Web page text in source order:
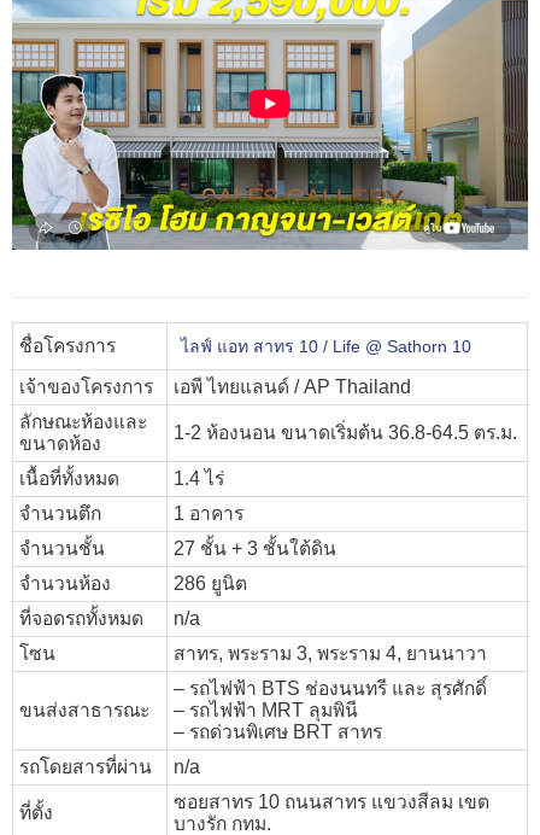
ชื่อโครงการ ไลฟ์ แอท สาทร 10 / Life @ Sathorn 10
เจ้าของโครงการ
เอพี ไทยแลนด์ / AP Thailand
ลักษณะห้องและ
ขนาดห้อง
1-2 ห้องนอน ขนาดเริ่มต้น 36.8-64.5 ตร.ม.
เนื้อที่ทั้งหมด
1.4 ไร่
จำนวนตึก
1 อาคาร
จำนวนชั้น
27 ชั้น + 3 ชั้นใต้ดิน
จำนวนห้อง
286 ยูนิต
ที่จอดรถทั้งหมด
n/a
โซน
สาทร, พระราม 3, พระราม 4, ยานนาวา
ขนส่งสาธารณะ
– รถไฟฟ้า BTS ช่องนนทรี และ สุรศักดิ์
– รถไฟฟ้า MRT ลุมพินี
– รถด่วนพิเศษ BRT สาทร
รถโดยสารที่ผ่าน
n/a
ที่ตั้ง
ซอยสาทร 10 ถนนสาทร แขวงสีลม เขต
บางรัก กทม.